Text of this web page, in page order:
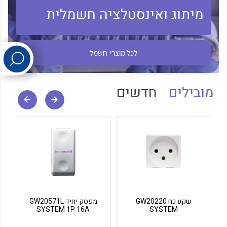
לכל מוצרי היצרן
מיתוג ואינסטלציה חשמלית
לכל מוצרי חשמל
מובילים חדשים
שקע כח GW20220
SYSTEM
מפסק יחיד GW20571L
SYSTEM 1P 16A